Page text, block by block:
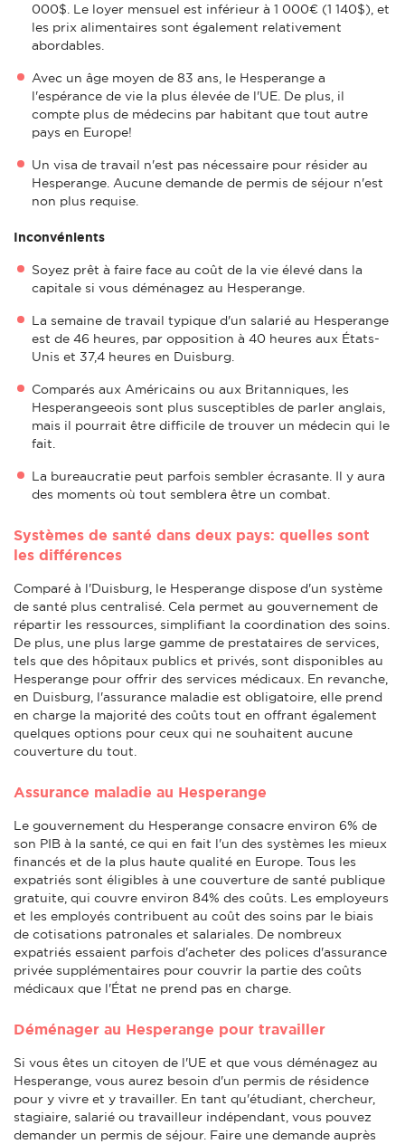
000$. Le loyer mensuel est inférieur à 1 000€ (1 140$), et
les prix alimentaires sont également relativement
abordables.
Avec un âge moyen de 83 ans, le Hesperange a
l'espérance de vie la plus élevée de l'UE. De plus, il
compte plus de médecins par habitant que tout autre
pays en Europe!
Un visa de travail n'est pas nécessaire pour résider au
Hesperange. Aucune demande de permis de séjour n'est
non plus requise.
Inconvénients
Soyez prêt à faire face au coût de la vie élevé dans la
capitale si vous déménagez au Hesperange.
La semaine de travail typique d'un salarié au Hesperange
est de 46 heures, par opposition à 40 heures aux États-
Unis et 37,4 heures en Duisburg.
Comparés aux Américains ou aux Britanniques, les
Hesperangeeois sont plus susceptibles de parler anglais,
mais il pourrait être difficile de trouver un médecin qui le
fait.
La bureaucratie peut parfois sembler écrasante. Il y aura
des moments où tout semblera être un combat.
Systèmes de santé dans deux pays: quelles sont
les différences
Comparé à l'Duisburg, le Hesperange dispose d'un système
de santé plus centralisé. Cela permet au gouvernement de
répartir les ressources, simplifiant la coordination des soins.
De plus, une plus large gamme de prestataires de services,
tels que des hôpitaux publics et privés, sont disponibles au
Hesperange pour offrir des services médicaux. En revanche,
en Duisburg, l'assurance maladie est obligatoire, elle prend
en charge la majorité des coûts tout en offrant également
quelques options pour ceux qui ne souhaitent aucune
couverture du tout.
Assurance maladie au Hesperange
Le gouvernement du Hesperange consacre environ 6% de
son PIB à la santé, ce qui en fait l'un des systèmes les mieux
financés et de la plus haute qualité en Europe. Tous les
expatriés sont éligibles à une couverture de santé publique
gratuite, qui couvre environ 84% des coûts. Les employeurs
et les employés contribuent au coût des soins par le biais
de cotisations patronales et salariales. De nombreux
expatriés essaient parfois d'acheter des polices d'assurance
privée supplémentaires pour couvrir la partie des coûts
médicaux que l'État ne prend pas en charge.
Déménager au Hesperange pour travailler
Si vous êtes un citoyen de l'UE et que vous déménagez au
Hesperange, vous aurez besoin d'un permis de résidence
pour y vivre et y travailler. En tant qu'étudiant, chercheur,
stagiaire, salarié ou travailleur indépendant, vous pouvez
demander un permis de séjour. Faire une demande auprès